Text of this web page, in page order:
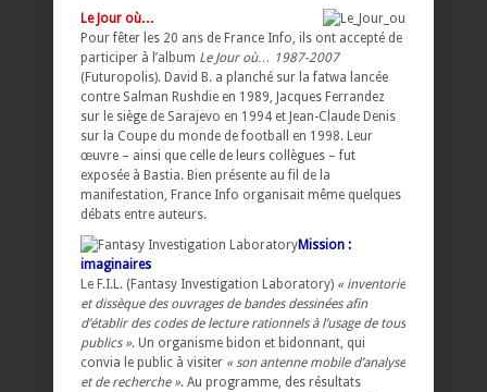
Le Jour où…
Pour fêter les 20 ans de France Info, ils ont accepté de
participer à l’album Le Jour où… 1987-2007
(Futuropolis). David B. a planché sur la fatwa lancée
contre Salman Rushdie en 1989, Jacques Ferrandez
sur le siège de Sarajevo en 1994 et Jean-Claude Denis
sur la Coupe du monde de football en 1998. Leur
œuvre – ainsi que celle de leurs collègues – fut
exposée à Bastia. Bien présente au fil de la
manifestation, France Info organisait même quelques
débats entre auteurs.
Mission :
imaginaires
Le F.I.L. (Fantasy Investigation Laboratory) « inventorie
et dissèque des ouvrages de bandes dessinées afin
d’établir des codes de lecture rationnels à l’usage de tous
publics ». Un organisme bidon et bidonnant, qui
convia le public à visiter « son antenne mobile d’analyse
et de recherche ». Au programme, des résultats